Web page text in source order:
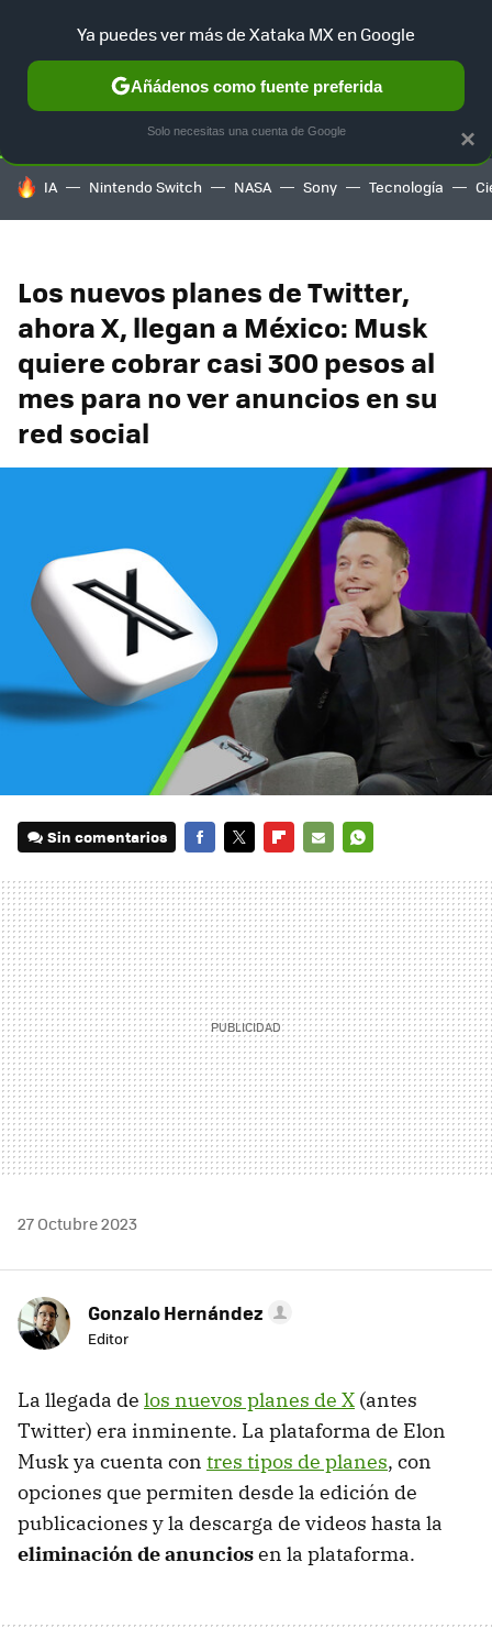
SELECCIÓN GAMING HOME AUTO TERRITORIO
HOY SE HABLA DE
IA Nintendo Switch NASA Sony Tecnología
Los nuevos planes de Twitter,
ahora X, llegan a México: Musk
quiere cobrar casi 300 pesos al
mes para no ver anuncios en su
red social
Sin comentarios
MAIL
27 Octubre 2023
Gonzalo Hernández
Editor
La llegada de los nuevos planes de X (antes
Twitter) era inminente. La plataforma de Elon
Musk ya cuenta con tres tipos de planes, con
opciones que permiten desde la edición de
publicaciones y la descarga de videos hasta la
eliminación de anunciosen la plataforma.
×
Ya puedes ver más de Xataka MX en Google
Añádenos como fuente preferida
Solo necesitas una cuenta de Google